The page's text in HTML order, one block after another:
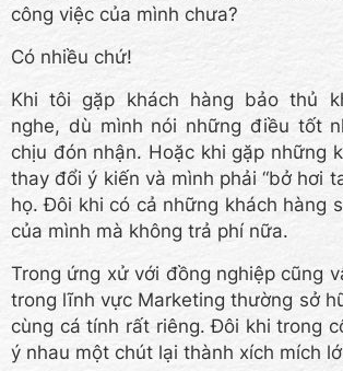
công việc của mình chưa?
Có nhiều chứ!
Khi tôi gặp khách hàng bảo thủ
nghe, dù mình nói những điều tốt
chịu đón nhận. Hoặc khi gặp những
thay đổi ý kiến và mình phải “bở hơi
họ. Đôi khi có cả những khách hàng
của mình mà không trả phí nữa.
Trong ứng xử với đồng nghiệp cũng
trong lĩnh vực Marketing thường sở
cùng cá tính rất riêng. Đôi khi trong
ý nhau một chút lại thành xích mích